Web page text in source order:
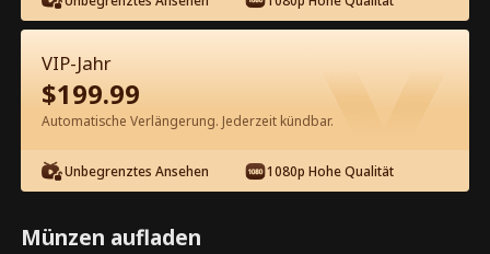
Episode 25 - Erst gefeiert, jetzt
geheult? Kompletter Film
1-31
25 26 28 29
VIP-Jahr
$199.99
Automatische Verlängerung. Jederzeit kündbar.
Unbegrenztes Ansehen 1080p Hohe Qualität
Münzen aufladen